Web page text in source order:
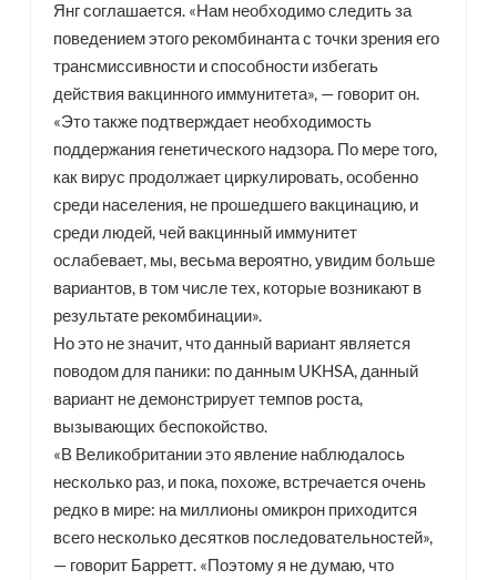
Янг соглашается. «Нам необходимо следить за
поведением этого рекомбинанта с точки зрения его
трансмиссивности и способности избегать
действия вакцинного иммунитета», — говорит он.
«Это также подтверждает необходимость
поддержания генетического надзора. По мере того,
как вирус продолжает циркулировать, особенно
среди населения, не прошедшего вакцинацию, и
среди людей, чей вакцинный иммунитет
ослабевает, мы, весьма вероятно, увидим больше
вариантов, в том числе тех, которые возникают в
результате рекомбинации».
Но это не значит, что данный вариант является
поводом для паники: по данным UKHSA, данный
вариант не демонстрирует темпов роста,
вызывающих беспокойство.
«В Великобритании это явление наблюдалось
несколько раз, и пока, похоже, встречается очень
редко в мире: на миллионы омикрон приходится
всего несколько десятков последовательностей»,
— говорит Барретт. «Поэтому я не думаю, что